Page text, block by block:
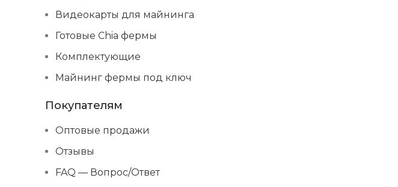
Видеокарты для майнинга
Готовые Chia фермы
Комплектующие
Майнинг фермы под ключ
Покупателям
Оптовые продажи
Отзывы
FAQ — Вопрос/Ответ